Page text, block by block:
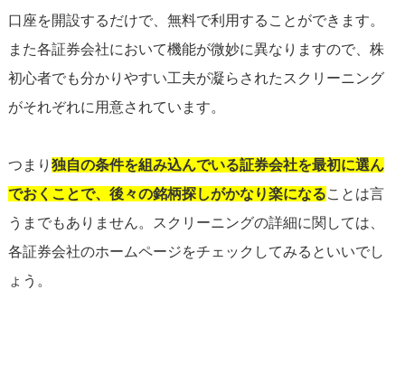
口座を開設するだけで、無料で利用することができます。
また各証券会社において機能が微妙に異なりますので、株
初心者でも分かりやすい工夫が凝らされたスクリーニング
がそれぞれに用意されています。
つまり 独自の条件を組み込んでいる証券会社を最初に選ん
でおくことで、後々の銘柄探しがかなり楽になることは言
うまでもありません。スクリーニングの詳細に関しては、
各証券会社のホームページをチェックしてみるといいでし
ょう。